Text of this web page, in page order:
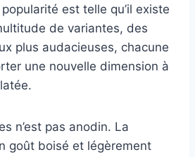
est telle qu’il existe
de variantes, des
plus audacieuses, chacune
une nouvelle dimension à
n’est pas anodin. La
goût boisé et légèrement